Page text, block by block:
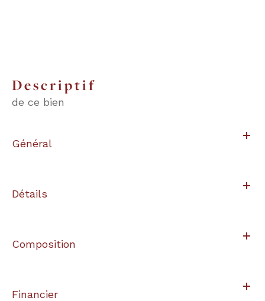
descriptif
de ce bien
Général
Détails
Composition
Financier